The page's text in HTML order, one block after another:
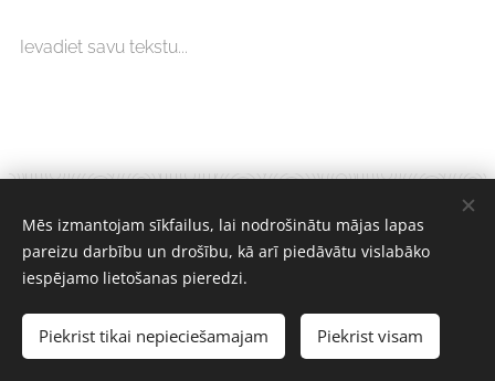
Ievadiet savu tekstu...
Visas tiesības saglabātas 2022
Sīkdatnes
Valodas
Latviešu Valoda
English
Mēs izmantojam sīkfailus, lai nodrošinātu mājas lapas
pareizu darbību un drošību, kā arī piedāvātu vislabāko
iespējamo lietošanas pieredzi.
Piekrist tikai nepieciešamajam Piekrist visam